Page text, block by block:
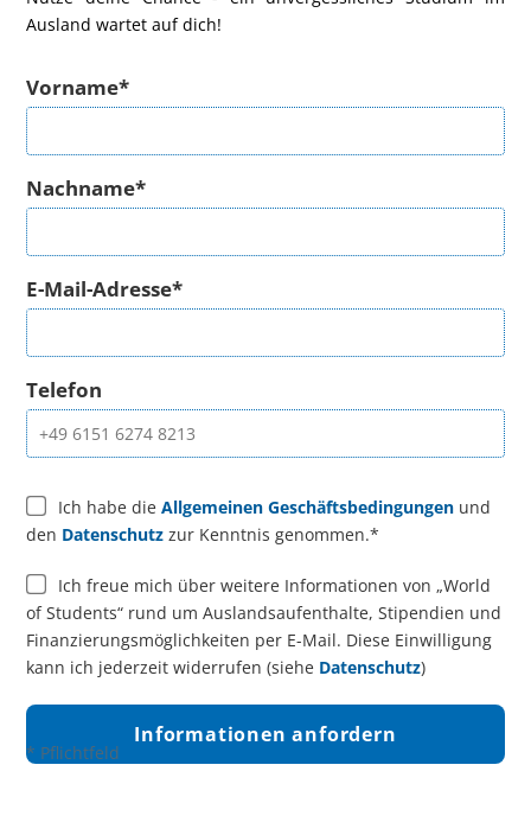
Ausland wartet auf dich!
Vorname*
Nachname*
E-Mail-Adresse*
Telefon
Ich habe dieAllgemeinen Geschäftsbedingungen und
den Datenschutz zur Kenntnis genommen.*
Ich freue mich über weitere Informationen von „World
of Students“ rund um Auslandsaufenthalte, Stipendien und
Finanzierungsmöglichkeiten per E-Mail. Diese Einwilligung
kann ich jederzeit widerrufen (siehe Datenschutz)
* Pflichtfeld